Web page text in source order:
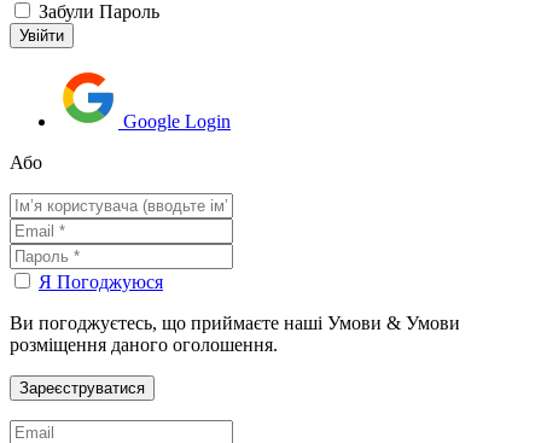
Забули Пароль
Google Login
Або
Я Погоджуюся
Ви погоджуєтесь, що приймаєте наші Умови & Умови
розміщення даного оголошення.